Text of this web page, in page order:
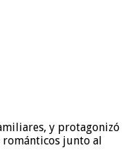
y protagonizó
románticos junto al